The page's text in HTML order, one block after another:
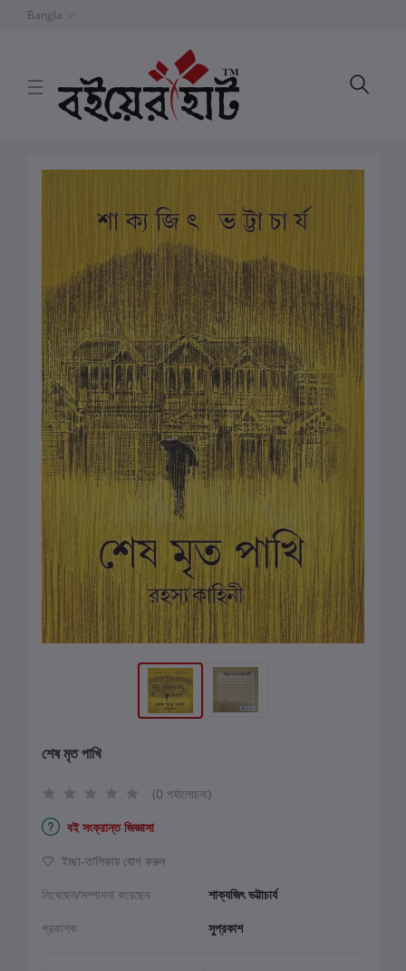
Bangla
শেষ মৃত পাখি
(0 পর্যালোচনা)
বই সংক্রান্ত জিজ্ঞাসা
ইচ্ছা-তালিকায় যোগ করুন
লিখেছেন/সম্পাদনা করেছেন
শাক্যজিৎ ভট্টাচার্য
প্রকাশক
সুপ্রকাশ